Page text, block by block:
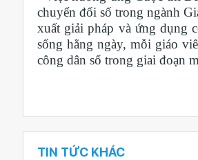
chuyển đổi số trong ngành
xuất giải pháp và ứng dụng
sống hằng ngày, mỗi giáo
công dân số trong giai đoạn
TIN TỨC KHÁC